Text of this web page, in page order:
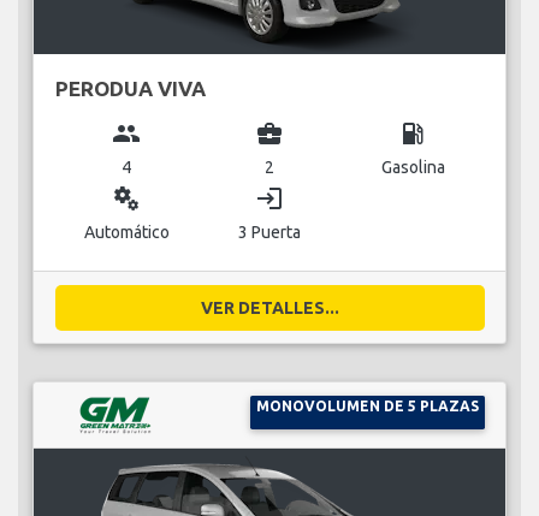
PERODUA VIVA
group
4
business_center
2
local_gas_station
Gasolina
miscellaneous_services
Automático
login
3 Puerta
VER DETALLES...
MONOVOLUMEN DE 5 PLAZAS